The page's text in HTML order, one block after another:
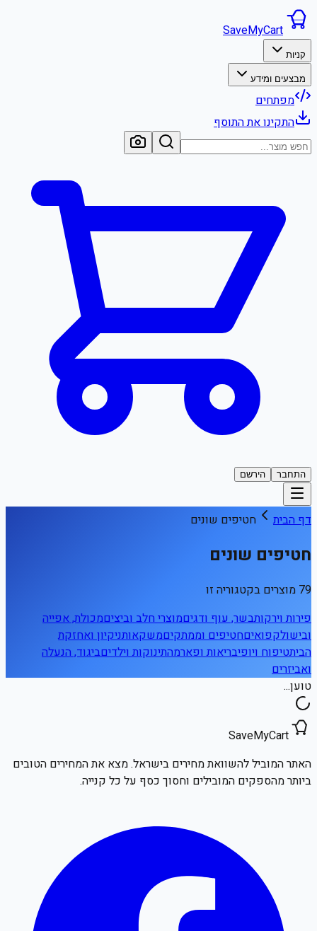
SaveMyCart
קניות
מבצעים ומידע
מפתחים
התקינו את התוסף
התחבר הירשם
דף הבית חטיפים שונים
חטיפים שונים
79 מוצרים בקטגוריה זו
פירות וירקותבשר, עוף ודגיםמוצרי חלב וביציםמכולת, אפייה
ובישולקפואיםחטיפים וממתקיםמשקאותניקיון ואחזקת
הביתטיפוח ויופיבריאות ופארמהתינוקות וילדיםביגוד, הנעלה
ואביזרים
טוען...
SaveMyCart
האתר המוביל להשוואת מחירים בישראל. מצא את המחירים הטובים
ביותר מהספקים המובילים וחסוך כסף על כל קנייה.